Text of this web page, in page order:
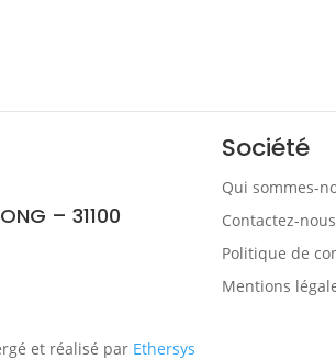
– 31100
Société
Qui sommes-
Contactez-nous
Politique de
Mentions
et réalisé par Ethersys